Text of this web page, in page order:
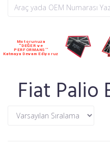
Motorunuza
''DEĞER ve
PERFORMANS''
Katmaya Devam Ediyoruz
Fiat Palio